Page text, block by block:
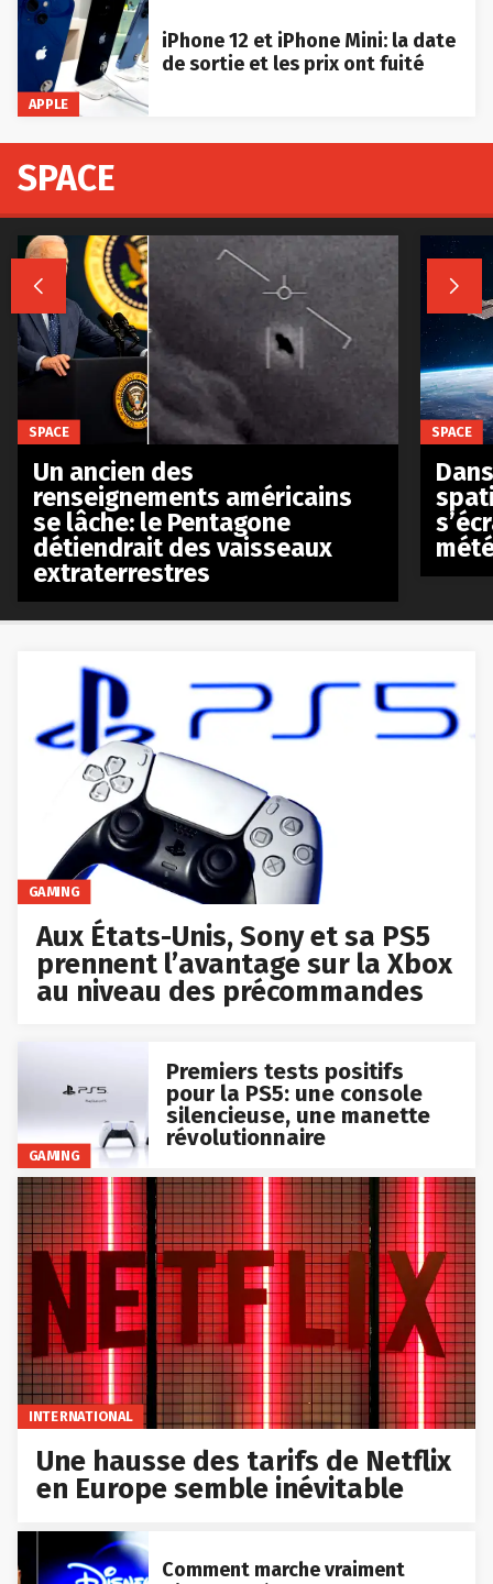
APPLE
iPhone 12 et iPhone Mini: la date
de sortie et les prix ont fuité
GAMING
Aux États-Unis, Sony et sa PS5
prennent l’avantage sur la Xbox
au niveau des précommandes
GAMING
Premiers tests positifs
pour la PS5: une console
silencieuse, une manette
révolutionnaire
INTERNATIONAL
Une hausse des tarifs de Netflix
en Europe semble inévitable
Comment marche vraiment
SPACE
 
SPACE
Un ancien des
renseignements américains
se lâche: le Pentagone
détiendrait des vaisseaux
extraterrestres
SPACE